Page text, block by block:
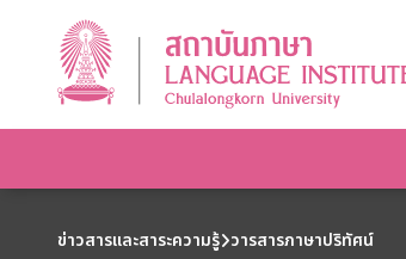
ข่าวสารและสาระความรู้ วารสารภาษาปริทัศน์